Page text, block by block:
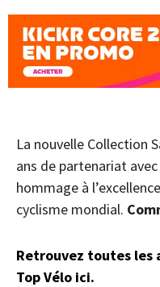
La nouvelle Collection
ans de partenariat
hommage à
cyclisme mondial.
Retrouvez toutes les
Top Vélo ici.